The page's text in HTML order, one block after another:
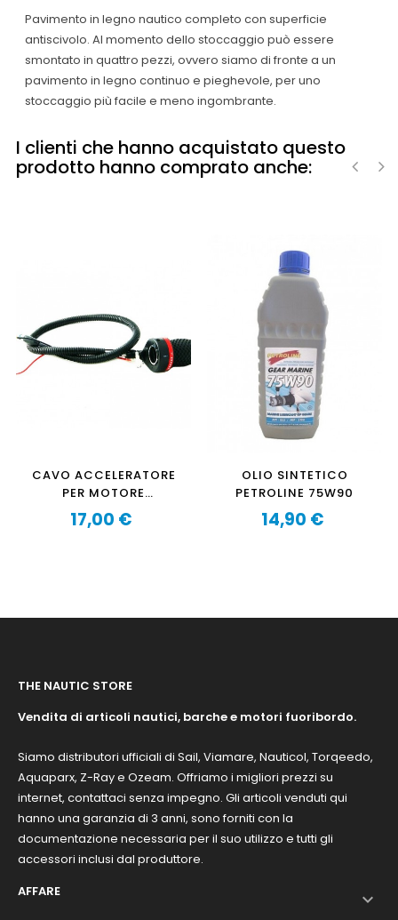
Pavimento in legno nautico completo con superficie
antiscivolo. Al momento dello stoccaggio può essere
smontato in quattro pezzi, ovvero siamo di fronte a un
pavimento in legno continuo e pieghevole, per uno
stoccaggio più facile e meno ingombrante.
I clienti che hanno acquistato questo
prodotto hanno comprato anche:
CAVO ACCELERATORE
PER MOTORE
FUORIBORDO OZEAM
1.3CV-1.3CV PRO-
Prezzo
17,00 €
OLIO SINTETICO
PETROLINE 75W90
Prezzo
14,90 €
THE NAUTIC STORE
Vendita di articoli nautici, barche e motori fuoribordo.
Siamo distributori ufficiali di Sail, Viamare, Nauticol, Torqeedo,
Aquaparx, Z-Ray e Ozeam. Offriamo i migliori prezzi su
internet, contattaci senza impegno. Gli articoli venduti qui
hanno una garanzia di 3 anni, sono forniti con la
documentazione necessaria per il suo utilizzo e tutti gli
accessori inclusi dal produttore.
AFFARE
